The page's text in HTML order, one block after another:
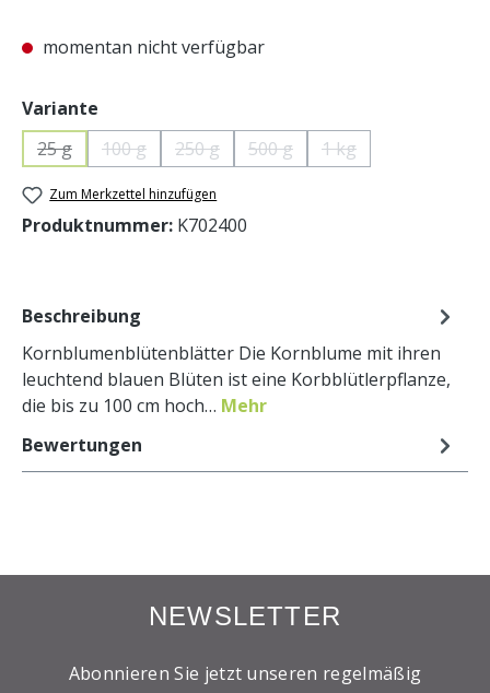
momentan nicht verfügbar
Variante
25 g(Diese Option ist zurzeit nicht verfügbar.)
100 g(Diese Option ist zurzeit nicht verfügbar.)
250 g(Diese Option ist zurzeit nicht verfügbar.)
500 g(Diese Option ist zurzeit nicht
1 kg(Diese Option ist
Zum Merkzettel hinzufügen
Produktnummer: K702400
Beschreibung
Kornblumenblütenblätter Die Kornblume mit ihren
leuchtend blauen Blüten ist eine Korbblütlerpflanze,
die bis zu 100 cm hoch… Mehr
Bewertungen
NEWSLETTER
Abonnieren Sie jetzt unseren regelmäßig